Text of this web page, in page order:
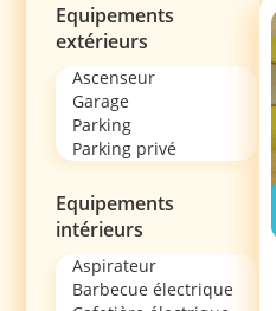
Equipements
extérieurs
Equipements
intérieurs